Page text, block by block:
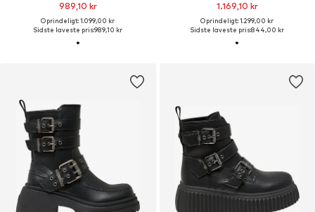
989,10 kr
Oprindeligt: 1.099,00 kr
Sidste laveste pris:989,10 kr
1.169,10 kr
Oprindeligt: 1.299,00 kr
Sidste laveste pris:844,00 kr